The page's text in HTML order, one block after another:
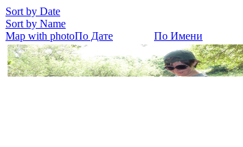
Sort by Date
Sort by Name
Map with photoПо Дате По Имени